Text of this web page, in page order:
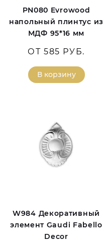
PN080 Evrowood
напольный плинтус из
МДФ 95*16 мм
ОТ 585 РУБ.
В корзину
W984 Декоративный
элемент Gaudi Fabello
Decor